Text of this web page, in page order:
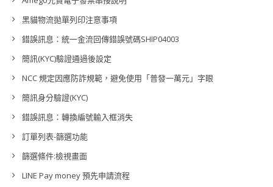
黑貓物流拋單列印注意事項
錯誤訊息：統一金流回傳錯誤號碼SHIP04003
簡訊(KYC)驗證通過後設定
NCC 規定因應防詐規範，避免使用「普發一萬元」字眼
簡訊身分驗證(KYC)
錯誤訊息：轉換編號輸入框消失
訂單列表-篩選功能
篩選條件:檢視畫面
LINE Pay money 預先申請流程